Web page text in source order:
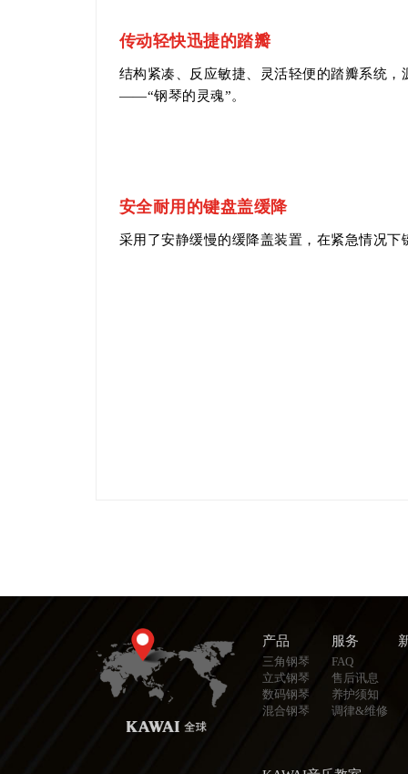
传动轻快迅捷的踏瓣
结构紧凑、反应敏捷、灵活轻便的踏瓣系统
——“钢琴的灵魂”。
安全耐用的键盘盖缓降
采用了安静缓慢的缓降盖装置，在紧急情况
产品
三角钢琴
立式钢琴
数码钢琴
混合钢琴
服务
FAQ
售后讯息
养护须知
调律&维修